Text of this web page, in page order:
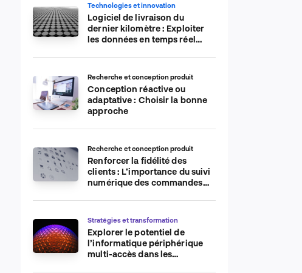
Technologies et innovation
Logiciel de livraison du
dernier kilomètre : Exploiter
les données en temps réel
Recherche et conception produit
Conception réactive ou
adaptative : Choisir la bonne
approche
Recherche et conception produit
Renforcer la fidélité des
clients : L’importance du suivi
numérique des commandes
commerce électronique
Stratégies et transformation
Explorer le potentiel de
l’informatique périphérique
multi-accès dans les